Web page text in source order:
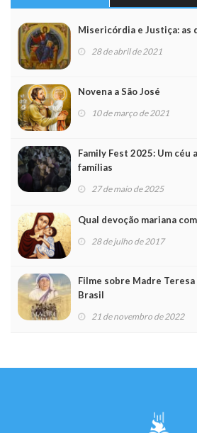
Misericórdia e Justiça: as
28 de abril de 2021
Novena a São José
10 de março de 2021
Family Fest 2025: Um céu
famílias
27 de maio de 2025
Qual devoção mariana
28 de julho de 2017
Filme sobre Madre
Brasil
21 de novembro de 2022